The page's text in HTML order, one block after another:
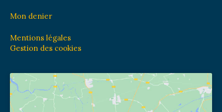
Mon denier
Mentions légales
Gestion des cookies